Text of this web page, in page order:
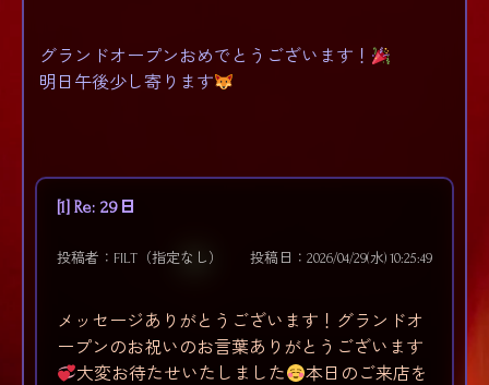
グランドオープンおめでとうございます！
明日午後少し寄ります
[1] Re: 29日
投稿者：FILT（指定なし） 投稿日：2026/04/29(水) 10:25:49
メッセージありがとうございます！グランドオ
ープンのお祝いのお言葉ありがとうございます
大変お待たせいたしました
本日のご来店を